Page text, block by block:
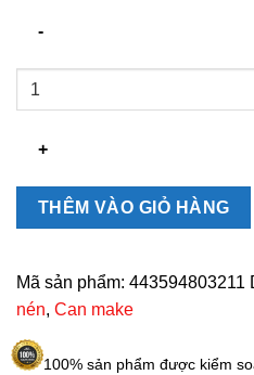
Phấn
Nhật
lượng
THÊM VÀO GIỎ HÀNG
Mã sản phẩm: 443594803211
nén, Can make
100% sản phẩm được kiểm